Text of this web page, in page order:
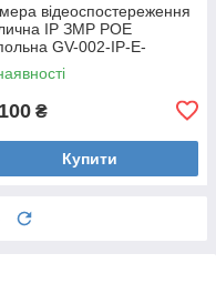
відеоспостереження
IP ЗMP POE
GV-002-IP-E-
30 Уцінка
₴
Купити